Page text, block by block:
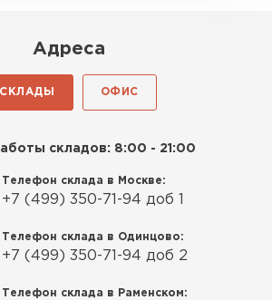
Адреса
СКЛАДЫ ОФИС
складов: 8:00 - 21:00
Телефон склада в Москве:
+7 (499) 350-71-94 доб 1
Телефон склада в Одинцово:
+7 (499) 350-71-94 доб 2
Телефон склада в Раменском: